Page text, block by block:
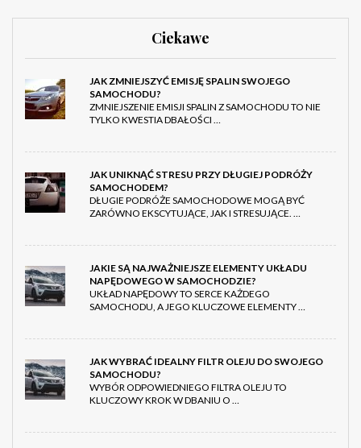
Ciekawe
JAK ZMNIEJSZYĆ EMISJĘ SPALIN SWOJEGO
SAMOCHODU?
ZMNIEJSZENIE EMISJI SPALIN Z SAMOCHODU TO NIE
TYLKO KWESTIA DBAŁOŚCI …
JAK UNIKNĄĆ STRESU PRZY DŁUGIEJ PODRÓŻY
SAMOCHODEM?
DŁUGIE PODRÓŻE SAMOCHODOWE MOGĄ BYĆ
ZARÓWNO EKSCYTUJĄCE, JAK I STRESUJĄCE. …
JAKIE SĄ NAJWAŻNIEJSZE ELEMENTY UKŁADU
NAPĘDOWEGO W SAMOCHODZIE?
UKŁAD NAPĘDOWY TO SERCE KAŻDEGO
SAMOCHODU, A JEGO KLUCZOWE ELEMENTY …
JAK WYBRAĆ IDEALNY FILTR OLEJU DO SWOJEGO
SAMOCHODU?
WYBÓR ODPOWIEDNIEGO FILTRA OLEJU TO
KLUCZOWY KROK W DBANIU O …